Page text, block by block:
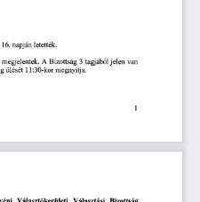
16. napján letették.
megjelentek. A Bizottság 3 tagjából jelen van
ülését 11 :30-kor megnyitja.
1